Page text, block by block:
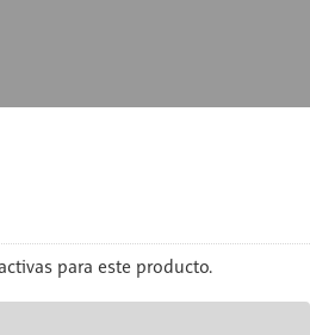
para este producto.